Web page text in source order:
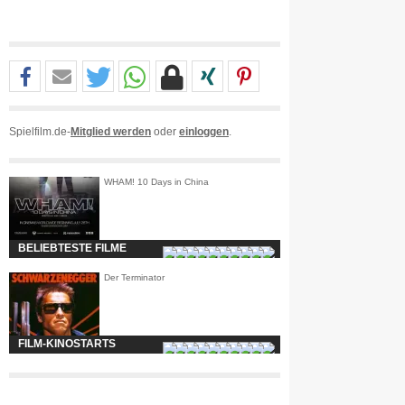
Spielfilm.de-Mitglied werden oder einloggen
WHAM! 10 Days in China
BELIEBTESTE FILME
Der Terminator
FILM-KINOSTARTS